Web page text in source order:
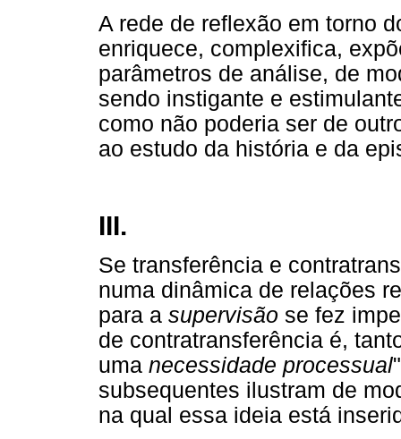
A rede de reflexão em torno
enriquece, complexifica,
parâmetros de análise, de
sendo instigante e
como não poderia ser de
ao estudo da história e da
III.
Se transferência e
numa dinâmica de relações
para a supervisão se fez
de contratransferência é,
uma necessidade processual
subsequentes ilustram de
na qual essa ideia está